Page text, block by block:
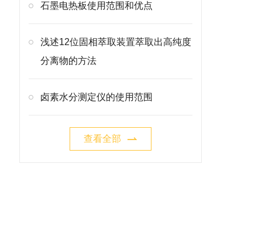
石墨电热板使用范围和优点
浅述12位固相萃取装置萃取出高纯度
分离物的方法
卤素水分测定仪的使用范围
查看全部